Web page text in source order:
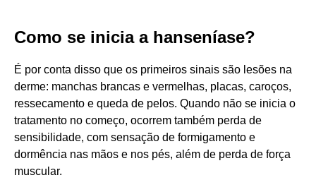
Como se inicia a hanseníase?
É por conta disso que os primeiros sinais são lesões na
derme: manchas brancas e vermelhas, placas, caroços,
ressecamento e queda de pelos. Quando não se inicia o
tratamento no começo, ocorrem também perda de
sensibilidade, com sensação de formigamento e
dormência nas mãos e nos pés, além de perda de força
muscular.